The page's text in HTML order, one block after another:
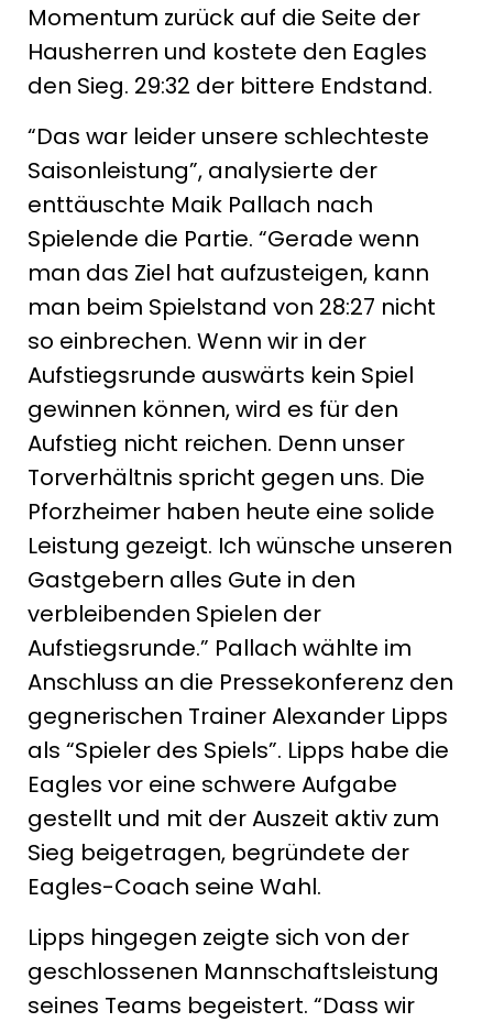
Momentum zurück auf die Seite der
Hausherren und kostete den Eagles
den Sieg. 29:32 der bittere Endstand.
“Das war leider unsere schlechteste
Saisonleistung”, analysierte der
enttäuschte Maik Pallach nach
Spielende die Partie. “Gerade wenn
man das Ziel hat aufzusteigen, kann
man beim Spielstand von 28:27 nicht
so einbrechen. Wenn wir in der
Aufstiegsrunde auswärts kein Spiel
gewinnen können, wird es für den
Aufstieg nicht reichen. Denn unser
Torverhältnis spricht gegen uns. Die
Pforzheimer haben heute eine solide
Leistung gezeigt. Ich wünsche unseren
Gastgebern alles Gute in den
verbleibenden Spielen der
Aufstiegsrunde.” Pallach wählte im
Anschluss an die Pressekonferenz den
gegnerischen Trainer Alexander Lipps
als “Spieler des Spiels”. Lipps habe die
Eagles vor eine schwere Aufgabe
gestellt und mit der Auszeit aktiv zum
Sieg beigetragen, begründete der
Eagles-Coach seine Wahl.
Lipps hingegen zeigte sich von der
geschlossenen Mannschaftsleistung
seines Teams begeistert. “Dass wir